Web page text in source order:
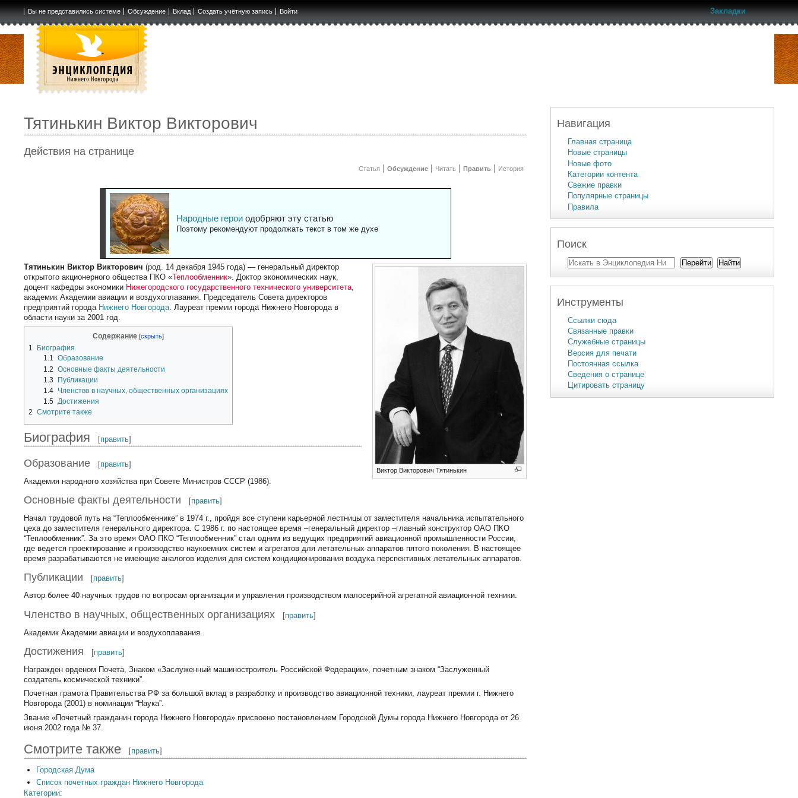
Вы не представились системе Обсуждение Вклад Создать учётную запись Войти Закладки
Тятинькин Виктор Викторович
Действия на странице
Статья Обсуждение Читать Править История
Народные героиодобряют эту статью
Поэтому рекомендуют продолжать текст в том же духе
Виктор Викторович Тятинькин
Тятинькин Виктор Викторович (род. 14 декабря 1945 года) — генеральный директор
открытого акционерного общества ПКО «Теплообменник». Доктор экономических наук,
доцент кафедры экономики Нижегородского государственного технического университета,
академик Академии авиации и воздухоплавания. Председатель Совета директоров
предприятий города Нижнего Новгорода. Лауреат премии города Нижнего Новгорода в
области науки за 2001 год.
Содержание
1
Биография
1.1 Образование
1.2 Основные факты деятельности
1.3
Публикации
1.4 Членство в научных, общественных организациях
1.5 Достижения
2 Смотрите также
Биография [править]
Образование [править]
Академия народного хозяйства при Совете Министров СССР (1986).
Основные факты деятельности [править]
Начал трудовой путь на “Теплообменнике” в 1974 г., пройдя все ступени карьерной лестницы от заместителя начальника испытательного
цеха до заместителя генерального директора. С 1986 г. по настоящее время –генеральный директор –главный конструктор ОАО ПКО
“Теплообменник”. За это время ОАО ПКО “Теплообменник” стал одним из ведущих предприятий авиационной промышленности России,
где ведется проектирование и производство наукоемких систем и агрегатов для летательных аппаратов пятого поколения. В настоящее
время разрабатываются не имеющие аналогов изделия для систем кондиционирования воздуха перспективных летательных аппаратов.
Публикации [править]
Автор более 40 научных трудов по вопросам организации и управления производством малосерийной агрегатной авиационной техники.
Членство в научных, общественных организациях [править]
Академик Академии авиации и воздухоплавания.
Достижения [править]
Награжден орденом Почета, Знаком «Заслуженный машиностроитель Российской Федерации», почетным знаком “Заслуженный
создатель космической техники”.
Почетная грамота Правительства РФ за большой вклад в разработку и производство авиационной техники, лауреат премии г. Нижнего
Новгорода (2001) в номинации “Наука”.
Звание «Почетный гражданин города Нижнего Новгорода» присвоено постановлением Городской Думы города Нижнего Новгорода от 26
июня 2002 года № 37.
Смотрите также [править]
Городская Дума
Список почетных граждан Нижнего Новгорода
Категории:
Навигация
Главная страница
Новые страницы
Новые фото
Категории контента
Свежие правки
Популярные страницы
Правила
Поиск
Инструменты
Ссылки сюда
Связанные правки
Служебные страницы
Версия для печати
Постоянная ссылка
Сведения о странице
Цитировать страницу